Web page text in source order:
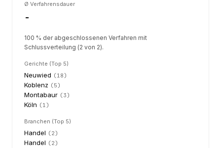
Ø Verfahrensdauer
-
100 % der abgeschlossenen Verfahren mit
Schlussverteilung (2 von 2).
Gerichte (Top 5)
Neuwied (18)
Koblenz (5)
Montabaur (3)
Köln (1)
Branchen (Top 5)
Handel (2)
Handel (2)